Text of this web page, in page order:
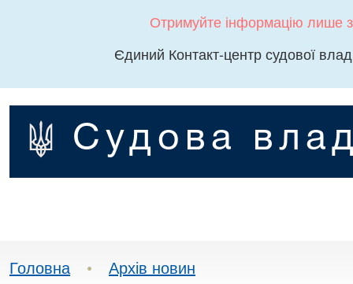
Отримуйте інформацію лише
Єдиний Контакт-центр судової
Судова
Головна • Архів новин